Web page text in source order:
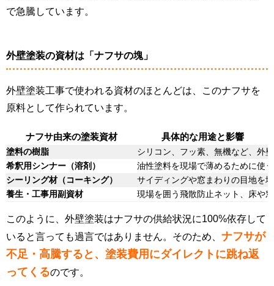
で急騰しています。
外壁塗装の資材は「ナフサの塊」
外壁塗装工事で使われる資材のほとんどは、このナフサを
原料として作られています。
ナフサ由来の塗装資材 具体的な用途と影響
塗料の樹脂
シリコン、フッ素、無機など、外
希釈用シンナー（溶剤）
油性塗料を現場で薄めるために使
シーリング材（コーキング）
サイディングや窓まわりの目地を
養生・工事用副資材
現場を囲う飛散防止ネット、床や
このように、外壁塗装はナフサの供給状況に100%依存して
いると言っても過言ではありません。そのため、 ナフサが
不足・高騰すると、塗装費用にダイレクトに跳ね返
ってくるのです。